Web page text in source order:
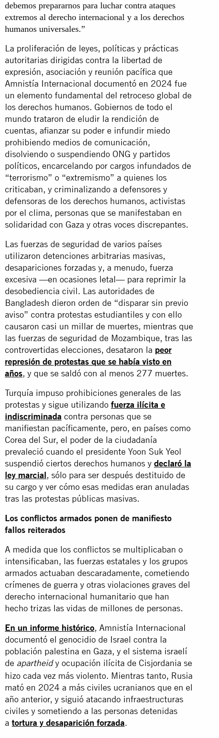
debemos prepararnos para luchar contra ataques
extremos al derecho internacional y a los derechos
humanos universales.”
La proliferación de leyes, políticas y prácticas
autoritarias dirigidas contra la libertad de
expresión, asociación y reunión pacífica que
Amnistía Internacional documentó en 2024 fue
un elemento fundamental del retroceso global de
los derechos humanos. Gobiernos de todo el
mundo trataron de eludir la rendición de
cuentas, afianzar su poder e infundir miedo
prohibiendo medios de comunicación,
disolviendo o suspendiendo ONG y partidos
políticos, encarcelando por cargos infundados de
“terrorismo” o “extremismo” a quienes los
criticaban, y criminalizando a defensores y
defensoras de los derechos humanos, activistas
por el clima, personas que se manifestaban en
solidaridad con Gaza y otras voces discrepantes.
Las fuerzas de seguridad de varios países
utilizaron detenciones arbitrarias masivas,
desapariciones forzadas y, a menudo, fuerza
excesiva —en ocasiones letal— para reprimir la
desobediencia civil. Las autoridades de
Bangladesh dieron orden de “disparar sin previo
aviso” contra protestas estudiantiles y con ello
causaron casi un millar de muertes, mientras que
las fuerzas de seguridad de Mozambique, tras las
controvertidas elecciones, desataron la peor
represión de protestas que se había visto en
años, y que se saldó con al menos 277 muertes.
Turquía impuso prohibiciones generales de las
protestas y sigue utilizando fuerza ilícita e
indiscriminada contra personas que se
manifiestan pacíficamente, pero, en países como
Corea del Sur, el poder de la ciudadanía
prevaleció cuando el presidente Yoon Suk Yeol
suspendió ciertos derechos humanos y declaró la
ley marcial, sólo para ser después destituido de
su cargo y ver cómo esas medidas eran anuladas
tras las protestas públicas masivas.
Los conflictos armados ponen de manifiesto
fallos reiterados
A medida que los conflictos se multiplicaban o
intensificaban, las fuerzas estatales y los grupos
armados actuaban descaradamente, cometiendo
crímenes de guerra y otras violaciones graves del
derecho internacional humanitario que han
hecho trizas las vidas de millones de personas.
En un informe histórico, Amnistía Internacional
documentó el genocidio de Israel contra la
población palestina en Gaza, y el sistema israelí
de apartheidy ocupación ilícita de Cisjordania se
hizo cada vez más violento. Mientras tanto, Rusia
mató en 2024 a más civiles ucranianos que en el
año anterior, y siguió atacando infraestructuras
civiles y sometiendo a las personas detenidas
a tortura y desaparición forzada.